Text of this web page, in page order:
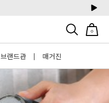
0
브랜드관 | 매거진